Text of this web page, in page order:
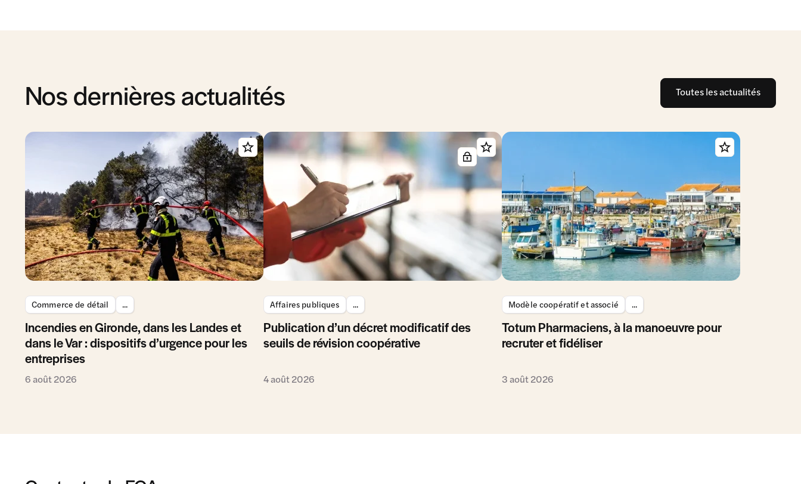
Nos dernières actualités Toutes les actualités
Commerce de détail ...
Incendies en Gironde, dans les Landes et
dans le Var : dispositifs d’urgence pour les
entreprises
6 août 2026
Affaires publiques ...
Publication d’un décret modificatif des
seuils de révision coopérative
4 août 2026
Modèle coopératif et associé ...
Totum Pharmaciens, à la manoeuvre pour
recruter et fidéliser
3 août 2026